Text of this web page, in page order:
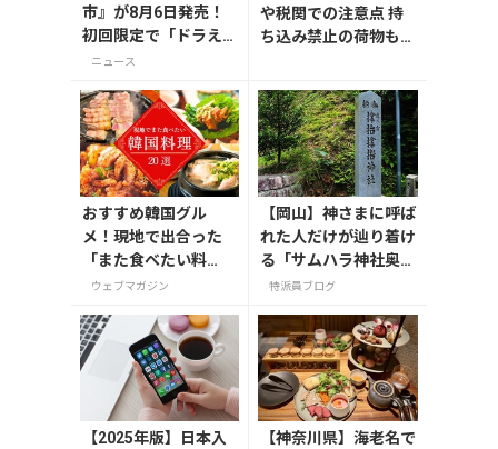
市』が8月6日発売！
初回限定で「ドラえ
もん」描き下ろし特
ニュース
や税関での注意点 持
ち込み禁止の荷物も解
おすすめ韓国グル
メ！現地で出合った
「また食べたい料
理」20選
ウェブマガジン
【岡山】神さまに呼ば
れた人だけが辿り着け
る「サムハラ神社奥の
宮」
特派員ブログ
【2025年版】日本入
【神奈川県】海老名で